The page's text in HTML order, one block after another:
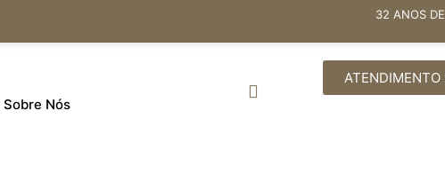
32 ANOS
Sobre Nós
ATENDIMENTO